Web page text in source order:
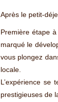
Après le petit-
Première étape à
marqué le
vous plongez
locale.
L’expérience se
prestigieuses de